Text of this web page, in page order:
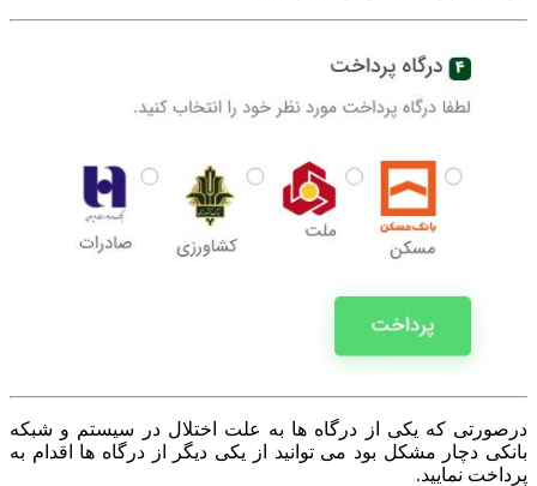
درصورتی که یکی از درگاه ها به علت اختلال در سیستم و شبکه
بانکی دچار مشکل بود می توانید از یکی دیگر از درگاه ها اقدام به
پرداخت نمایید.